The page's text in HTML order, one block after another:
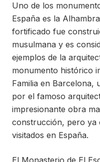
Uno de los
España es la
fortificado fue
musulmana y es
ejemplos de la
monumento histórico
Familia en Barcelona,
por el famoso
impresionante obra
construcción, pero ya
visitados en España.
El Monasterio de El